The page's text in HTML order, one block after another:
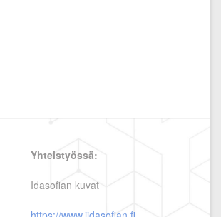
Yhteistyössä:
Idasofian kuvat